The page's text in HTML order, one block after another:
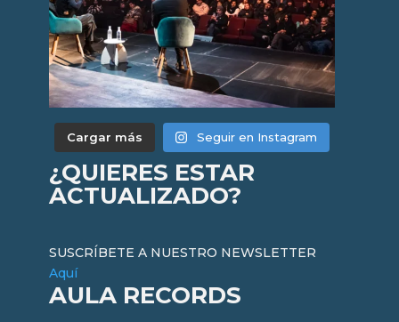
Cargar más Seguir en Instagram
¿QUIERES ESTAR
ACTUALIZADO?
SUSCRÍBETE A NUESTRO NEWSLETTER
Aquí
AULA RECORDS